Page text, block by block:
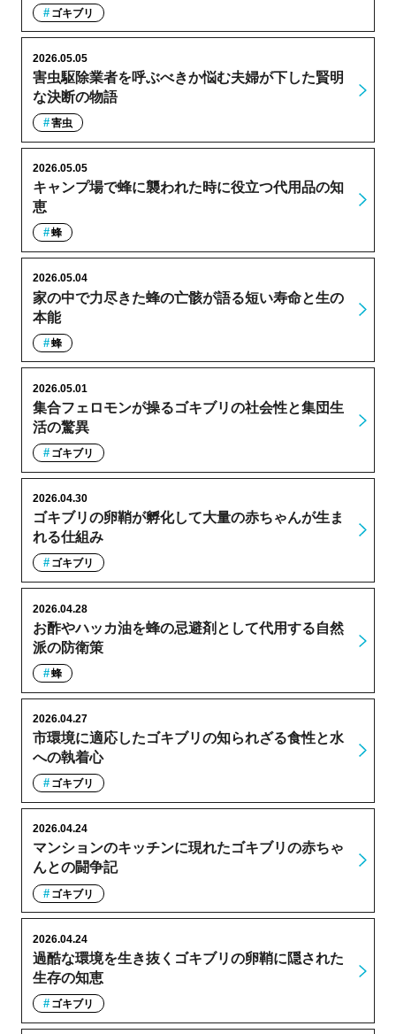
ゴキブリ
害虫駆除業者を呼ぶべきか悩む夫婦が下した賢明
な決断の物語
2026.05.05
害虫
キャンプ場で蜂に襲われた時に役立つ代用品の知
恵
2026.05.05
蜂
家の中で力尽きた蜂の亡骸が語る短い寿命と生の
本能
2026.05.04
蜂
集合フェロモンが操るゴキブリの社会性と集団生
活の驚異
2026.05.01
ゴキブリ
ゴキブリの卵鞘が孵化して大量の赤ちゃんが生ま
れる仕組み
2026.04.30
ゴキブリ
お酢やハッカ油を蜂の忌避剤として代用する自然
派の防衛策
2026.04.28
蜂
市環境に適応したゴキブリの知られざる食性と水
への執着心
2026.04.27
ゴキブリ
マンションのキッチンに現れたゴキブリの赤ちゃ
んとの闘争記
2026.04.24
ゴキブリ
過酷な環境を生き抜くゴキブリの卵鞘に隠された
生存の知恵
2026.04.24
ゴキブリ